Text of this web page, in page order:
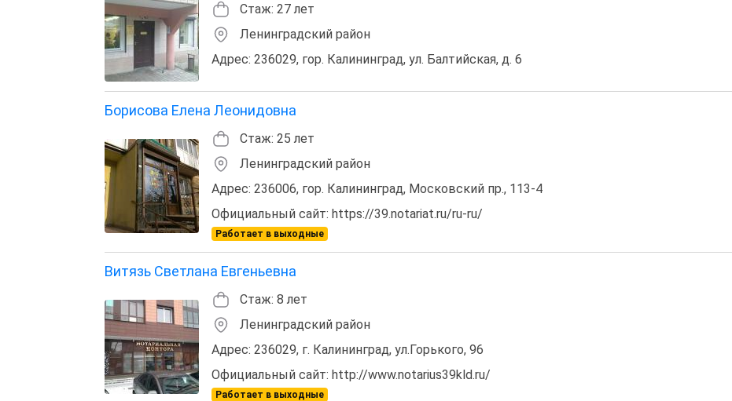
Стаж: 27 лет
Ленинградский район
Адрес: 236029, гор. Калининград, ул. Балтийская, д. 6
Борисова Елена Леонидовна
Стаж: 25 лет
Ленинградский район
Адрес: 236006, гор. Калининград, Московский пр., 113-4
Официальный сайт: https://39.notariat.ru/ru-ru/
Работает в выходные
Витязь Светлана Евгеньевна
Стаж: 8 лет
Ленинградский район
Адрес: 236029, г. Калининград, ул.Горького, 96
Официальный сайт: http://www.notarius39kld.ru/
Работает в выходные